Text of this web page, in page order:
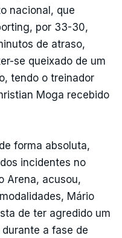
nacional, que
por 33-30,
de atraso,
se queixado de um
tendo o treinador
Moga recebido
forma absoluta,
incidentes no
Arena, acusou,
Mário
de ter agredido um
a fase de